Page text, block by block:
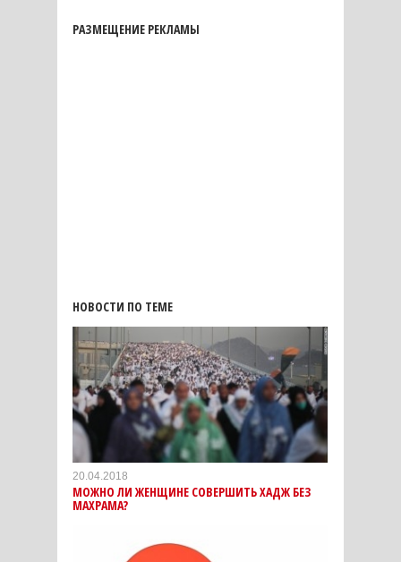
РАЗМЕЩЕНИЕ РЕКЛАМЫ
НОВОСТИ ПО ТЕМЕ
20.04.2018
МОЖНО ЛИ ЖЕНЩИНЕ СОВЕРШИТЬ ХАДЖ БЕЗ
МАХРАМА?